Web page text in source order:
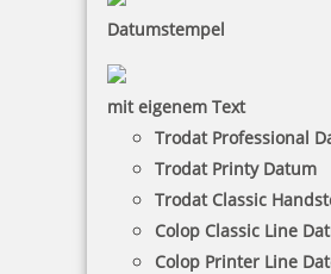
Datumstempel
mit eigenem Text
Trodat Professional
Trodat Printy Datum
Trodat Classic
Colop Classic Line
Colop Printer Line
Pixelstamp Fantasy